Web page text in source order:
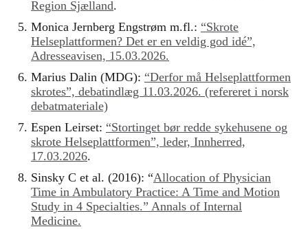
Region Sjælland.
Monica Jernberg Engstrøm m.fl.: “Skrote
Helseplattformen? Det er en veldig god idé”,
Adresseavisen, 15.03.2026.
Marius Dalin (MDG): “Derfor må Helseplattformen
skrotes”, debatindlæg 11.03.2026. (refereret i norsk
debatmateriale)
Espen Leirset: “Stortinget bør redde sykehusene og
skrote Helseplattformen”, leder, Innherred,
17.03.2026.
Sinsky C et al. (2016): “Allocation of Physician
Time in Ambulatory Practice: A Time and Motion
Study in 4 Specialties.” Annals of Internal
Medicine.